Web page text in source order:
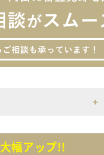
大幅アップ!!